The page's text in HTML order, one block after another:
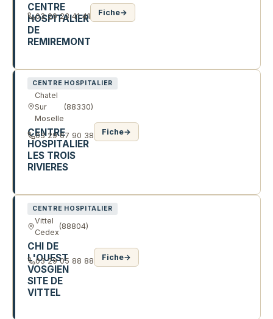
CENTRE
HOSPITALIER
DE
REMIREMONT
03 29 23 41 41 Fiche→
CENTRE HOSPITALIER
Chatel
Sur
Moselle
(88330)
CENTRE
HOSPITALIER
LES TROIS
RIVIERES
03 29 67 90 38 Fiche→
CENTRE HOSPITALIER
Vittel
Cedex
(88804)
CHI DE
L'OUEST
VOSGIEN
SITE DE
VITTEL
03 29 05 88 88 Fiche→